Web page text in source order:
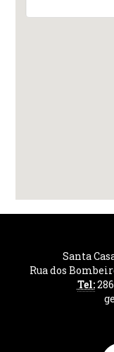
Santa
Rua dos
Tel: